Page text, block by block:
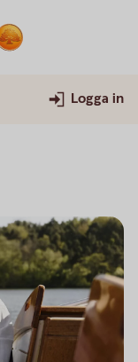
Logga in